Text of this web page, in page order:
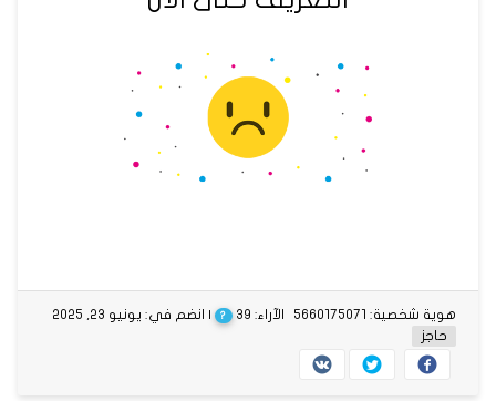
الآراء: 39 ? | انضم في: يونيو 23, 2025
هوية شخصية: 5660175071
حاجز